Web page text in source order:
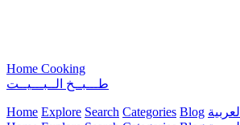
Home Cooking
طـــبــخ الــبـــيــت
Home Explore Search Categories Blog العربية